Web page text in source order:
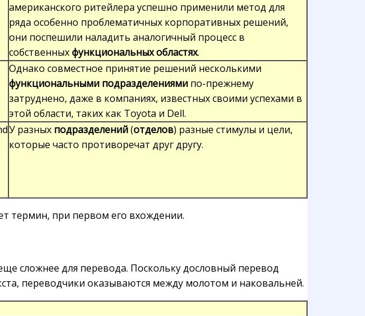
американского ритейлера успешно применили метод для
ряда особенно проблематичных корпоративных решений,
они поспешили наладить аналогичный процесс в
собственныхфункциональных областях.
Однако совместное принятие решений несколькими
функциональными подразделениями по-прежнему
затруднено, даже в компаниях, известных своими успехами в
этой области, таких как Toyota и Dell.
У разных подразделений(отделов) разные стимулы и цели,
которые часто противоречат друг другу.
термин, при первом его вхождении.
сложнее для перевода. Поскольку дословный перевод
переводчики оказываются между молотом и наковальней.